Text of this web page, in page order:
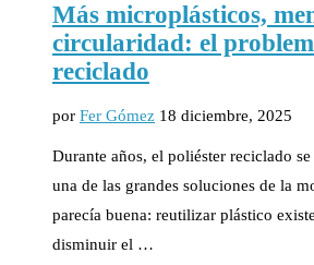
Más microplásticos,
circularidad: el
reciclado
por Fer Gómez 18 diciembre, 2025
Durante años, el poliéster reciclado
una de las grandes soluciones de la
parecía buena: reutilizar plástico
disminuir el …